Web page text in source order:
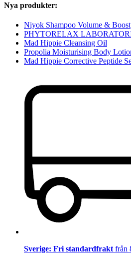
Nya produkter:
Niyok Shampoo Volume & Boost
PHYTORELAX
Mad Hippie Cleansing Oil
Propolia Moisturising Body
Mad Hippie Corrective Peptide
Sverige: Fri standardfraktfrån